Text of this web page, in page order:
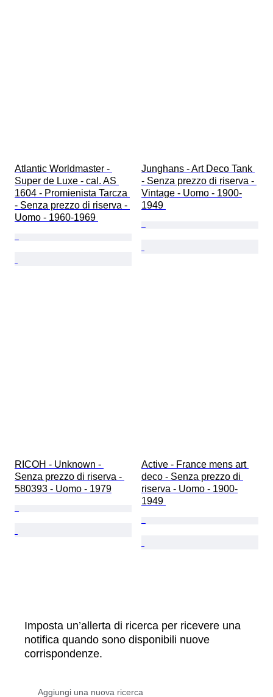
Atlantic Worldmaster -
Super de Luxe - cal. AS
1604 - Promienista Tarcza
- Senza prezzo di riserva -
Uomo - 1960-1969
Junghans - Art Deco Tank
- Senza prezzo di riserva -
Vintage - Uomo - 1900-
1949
RICOH - Unknown -
Senza prezzo di riserva -
580393 - Uomo - 1979
Active - France mens art
deco - Senza prezzo di
riserva - Uomo - 1900-
1949
Imposta un’allerta di ricerca per ricevere una
notifica quando sono disponibili nuove
corrispondenze.